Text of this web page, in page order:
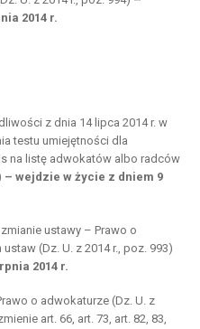
2014 r.
z dnia 14 lipca 2014 r. w
testu umiejętności dla
na listę adwokatów albo radców
– wejdzie w życie z dniem 9
ustawy – Prawo o
(Dz. U. z 2014 r., poz. 993)
2014 r.
o adwokaturze (Dz. U. z
art. 66, art. 73, art. 82, 83,